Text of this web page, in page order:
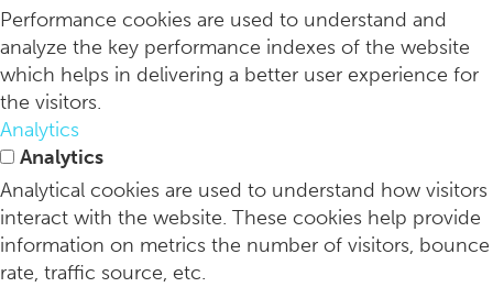
Performance cookies are used to understand and
analyze the key performance indexes of the website
which helps in delivering a better user experience for
the visitors.
Analytics
Analytics
Analytical cookies are used to understand how visitors
interact with the website. These cookies help provide
information on metrics the number of visitors, bounce
rate, traffic source, etc.